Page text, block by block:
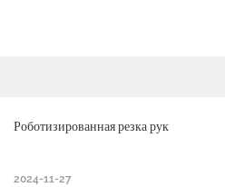
Роботизированная резка рук
2024-11-27